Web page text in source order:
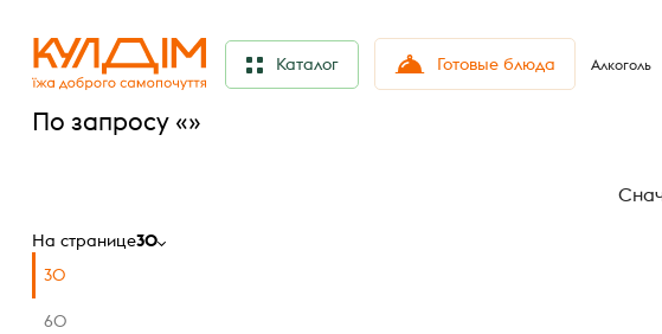
Каталог Готовые блюда Алкоголь
По запросу «»
На странице30
30
60